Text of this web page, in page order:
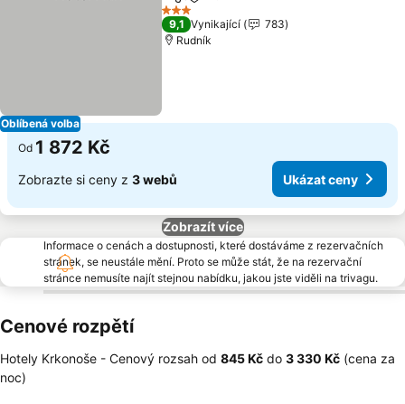
Oblíbená volba
Přidat na seznam oblíbených
3 Počet hvězdiček
9,1 Vynikající
783
Rudník
Od 1 872 Kč
Zobrazte si ceny z 3 webů Ukázat ceny
Zobrazít více
Informace o cenách a dostupnosti, které dostáváme z rezervačních
stránek, se neustále mění. Proto se může stát, že na rezervační
stránce nemusíte najít stejnou nabídku, jakou jste viděli na trivagu.
Cenové rozpětí
Hotely Krkonoše - Cenový rozsah od ‎845 Kč do ‎3 330 Kč (cena za
noc)